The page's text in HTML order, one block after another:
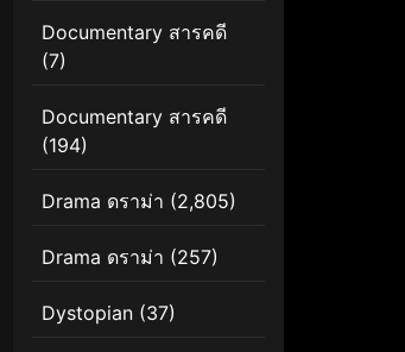
Documentary สารคดี
(7)
Documentary สารคดี
(194)
Drama ดราม่า (2,805)
Drama ดราม่า (257)
Dystopian (37)